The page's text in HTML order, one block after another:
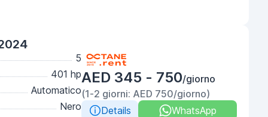
5
401 hp
Automatico
Nero
AED 345 - 750/giorno
(1-2 giorni: AED 750/giorno)
Details
WhatsApp